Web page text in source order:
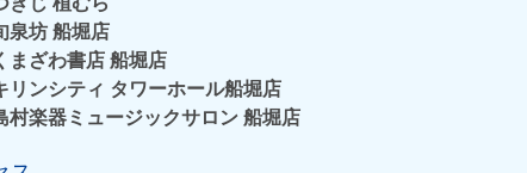
泉坊 船堀店
まざわ書店 船堀店
リンシティ タワーホール船堀店
村楽器ミュージックサロン 船堀店